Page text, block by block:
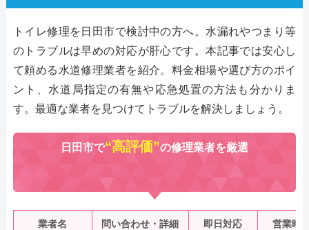
トイレ修理を日田市で検討中の方へ。水漏れやつまり等
のトラブルは早めの対応が肝心です。本記事では安心し
て頼める水道修理業者を紹介。料金相場や選び方のポイ
ント、水道局指定の有無や応急処置の方法も分かりま
す。最適な業者を見つけてトラブルを解決しましょう。
日田市で“高評価”の修理業者を厳選
業者名 問い合わせ・詳細 即日対応 営業時